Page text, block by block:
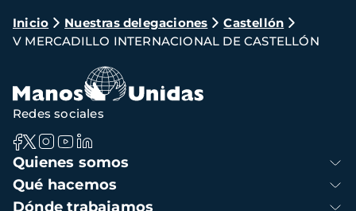
Ruta
de
navegación
Inicio Nuestras delegaciones
Castellón
V MERCADILLO INTERNACIONAL DE CASTELLÓN
Navegación
principal
Quienes somos
Qué hacemos
Dónde trabajamos
Redes sociales